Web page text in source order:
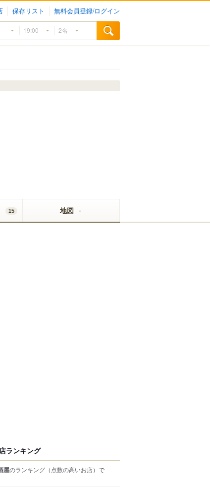
保存リスト 無料会員登録/ログイン
15 地図
ランキング
屋のランキング （点数の高いお店） で